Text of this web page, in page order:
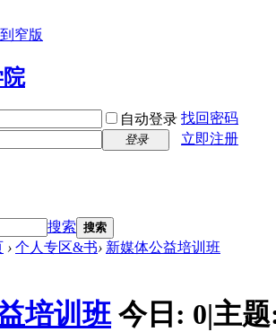
窄版
自动登录 找回密码
登录
立即注册
搜索 搜索
› 个人专区&书› 新媒体公益培训班
培训班 今日: 0|主